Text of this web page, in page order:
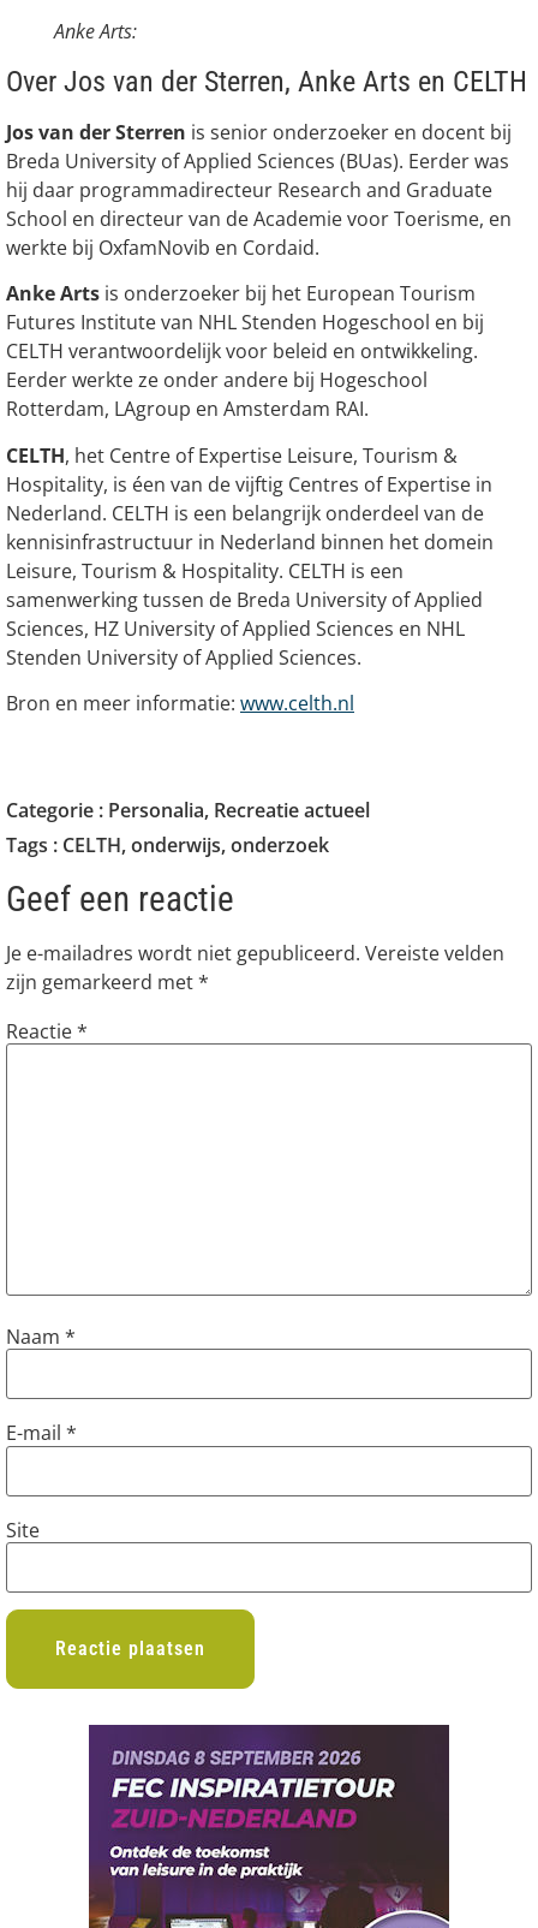
Anke Arts:
Over Jos van der Sterren, Anke Arts en CELTH
Jos van der Sterren is senior onderzoeker en docent bij
Breda University of Applied Sciences (BUas). Eerder was
hij daar programmadirecteur Research and Graduate
School en directeur van de Academie voor Toerisme, en
werkte bij OxfamNovib en Cordaid.
Anke Arts is onderzoeker bij het European Tourism
Futures Institute van NHL Stenden Hogeschool en bij
CELTH verantwoordelijk voor beleid en ontwikkeling.
Eerder werkte ze onder andere bij Hogeschool
Rotterdam, LAgroup en Amsterdam RAI.
CELTH, het Centre of Expertise Leisure, Tourism &
Hospitality, is éen van de vijftig Centres of Expertise in
Nederland. CELTH is een belangrijk onderdeel van de
kennisinfrastructuur in Nederland binnen het domein
Leisure, Tourism & Hospitality. CELTH is een
samenwerking tussen de Breda University of Applied
Sciences, HZ University of Applied Sciences en NHL
Stenden University of Applied Sciences.
Bron en meer informatie: www.celth.nl
Categorie : Personalia, Recreatie actueel
Tags : CELTH,onderwijs,onderzoek
Geef een reactie
Je e-mailadres wordt niet gepubliceerd. Vereiste velden
zijn gemarkeerd met*
Reactie*
Naam *
E-mail *
Site